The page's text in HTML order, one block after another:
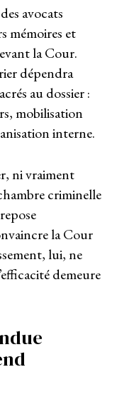
avocats
mémoires et
la Cour.
dépendra
au dossier :
mobilisation
interne.
ni vraiment
criminelle
la Cour
lui, ne
demeure